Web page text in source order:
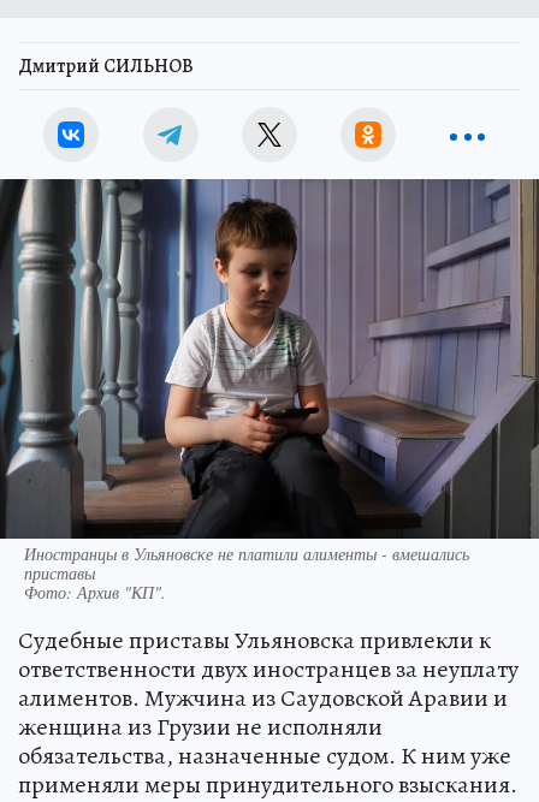
Дмитрий СИЛЬНОВ
Иностранцы в Ульяновске не платили алименты - вмешались
приставы
Фото: Архив "КП".
Судебные приставы Ульяновска привлекли к
ответственности двух иностранцев за неуплату
алиментов. Мужчина из Саудовской Аравии и
женщина из Грузии не исполняли
обязательства, назначенные судом. К ним уже
применяли меры принудительного взыскания.